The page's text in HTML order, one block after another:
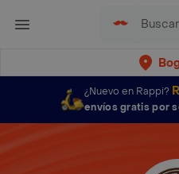
¿Nuevo en Rappi?
envíos gratis por